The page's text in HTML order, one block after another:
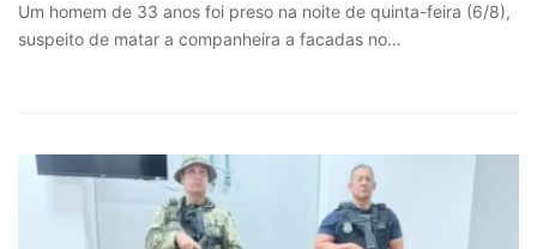
Um homem de 33 anos foi preso na noite de quinta-feira (6/8),
suspeito de matar a companheira a facadas no…